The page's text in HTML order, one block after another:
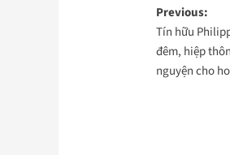
Post
Previous:
Tín hữu
đêm, hiệp
nguyện cho